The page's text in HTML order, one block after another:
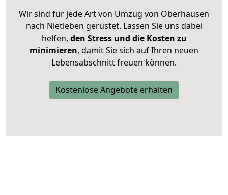
Wir sind für jede Art von Umzug von Oberhausen
nach Nietleben gerüstet. Lassen Sie uns dabei
helfen, den Stress und die Kosten zu
minimieren, damit Sie sich auf Ihren neuen
Lebensabschnitt freuen können.
Kostenlose Angebote erhalten